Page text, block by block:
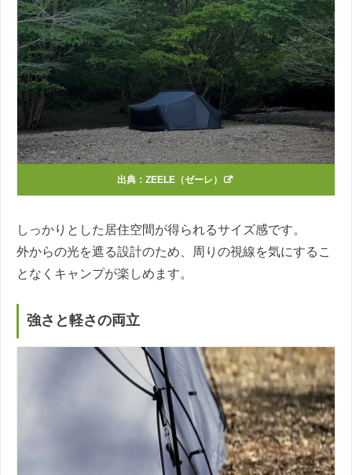
出典： ZEELE（ゼーレ）
しっかりとした居住空間が得られるサイズ感です。
外からの光を遮る設計のため、周りの視線を気にするこ
となくキャンプが楽しめます。
強さと軽さの両立